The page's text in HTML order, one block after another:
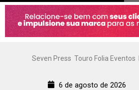
Seven Press Touro Folia Eventos
6 de agosto de 2026